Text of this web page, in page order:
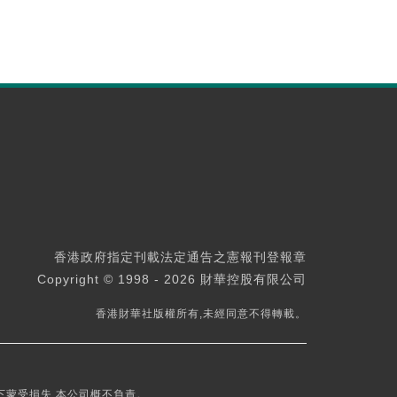
香港政府指定刊載法定通告之憲報刊登報章
Copyright © 1998 - 2026 財華控股有限公司
香港財華社版權所有,未經同意不得轉載。